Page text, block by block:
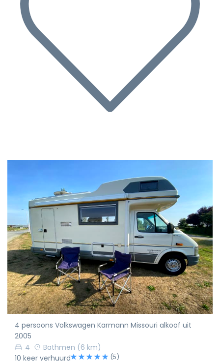
4 persoons Volkswagen Karmann Missouri alkoof uit
2005
4
Bathmen (6 km)
10 keer verhuurd
(5)